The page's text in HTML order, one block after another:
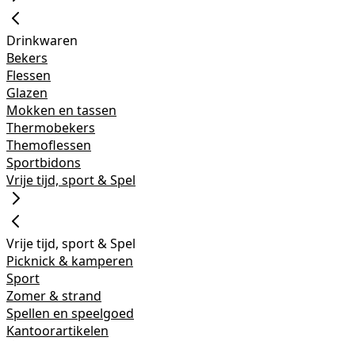
Drinkwaren
Bekers
Flessen
Glazen
Mokken en tassen
Thermobekers
Themoflessen
Sportbidons
Vrije tijd, sport & Spel
Vrije tijd, sport & Spel
Picknick & kamperen
Sport
Zomer & strand
Spellen en speelgoed
Kantoorartikelen